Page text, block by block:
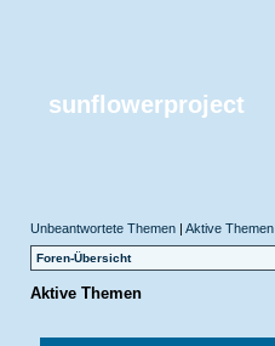
sunflowerproject
Unbeantwortete Themen| Aktive Themen
Foren-Übersicht
Aktive Themen